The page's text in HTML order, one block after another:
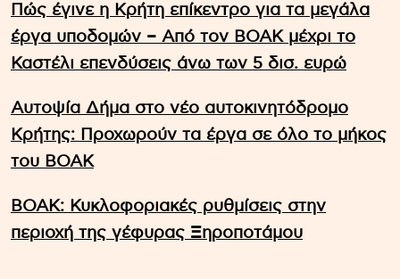
Πώς έγινε η Κρήτη επίκεντρο για τα μεγάλα
έργα υποδομών – Από τον ΒΟΑΚ μέχρι το
Καστέλι επενδύσεις άνω των 5 δισ. ευρώ
Αυτοψία Δήμα στο νέο αυτοκινητόδρομο
Κρήτης: Προχωρούν τα έργα σε όλο το μήκος
του ΒΟΑΚ
ΒΟΑΚ: Κυκλοφοριακές ρυθμίσεις στην
περιοχή της γέφυρας Ξηροποτάμου